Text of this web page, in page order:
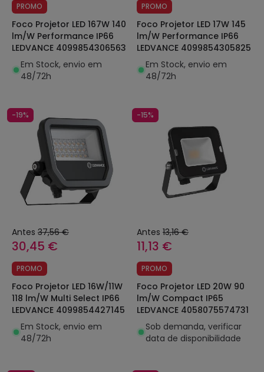
PROMO
Foco Projetor LED 167W 140
lm/W Performance IP66
LEDVANCE 4099854306563
Em Stock, envio em
48/72h
PROMO
Foco Projetor LED 17W 145
lm/W Performance IP66
LEDVANCE 4099854305825
Em Stock, envio em
48/72h
-19%
Antes 37,56 €
30,45 €
PROMO
Foco Projetor LED 16W/11W
118 lm/W Multi Select IP66
LEDVANCE 4099854427145
Em Stock, envio em
48/72h
-15%
Antes 13,16 €
11,13 €
PROMO
Foco Projetor LED 20W 90
lm/W Compact IP65
LEDVANCE 4058075574731
Sob demanda, verificar
data de disponibilidade